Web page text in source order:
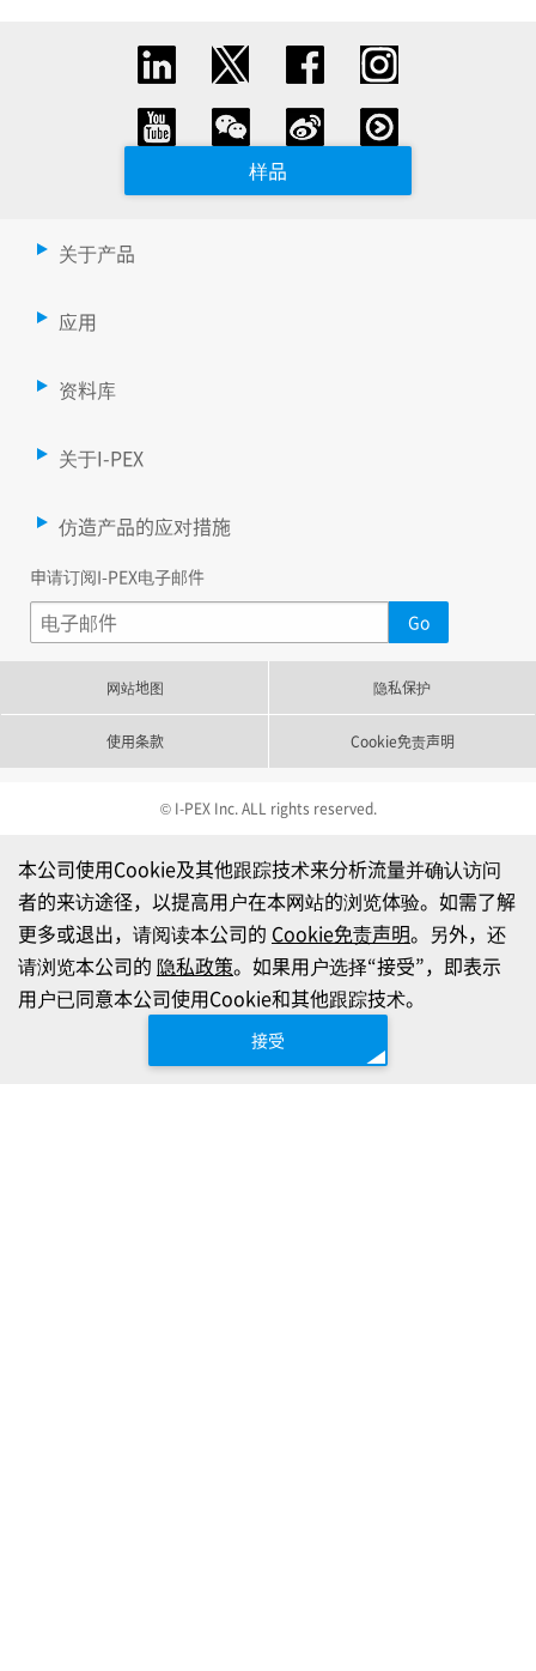
样品
关于产品
应用
资料库
关于I-PEX
仿造产品的应对措施
申请订阅I-PEX电子邮件
网站地图 隐私保护
使用条款 Cookie免责声明
© I-PEX Inc. ALL rights reserved.
本公司使用Cookie及其他跟踪技术来分析流量并确认访问
者的来访途径，以提高用户在本网站的浏览体验。如需了解
更多或退出，请阅读本公司的 Cookie免责声明。另外，还
请浏览本公司的 隐私政策。如果用户选择“接受”，即表示
用户已同意本公司使用Cookie和其他跟踪技术。
接受